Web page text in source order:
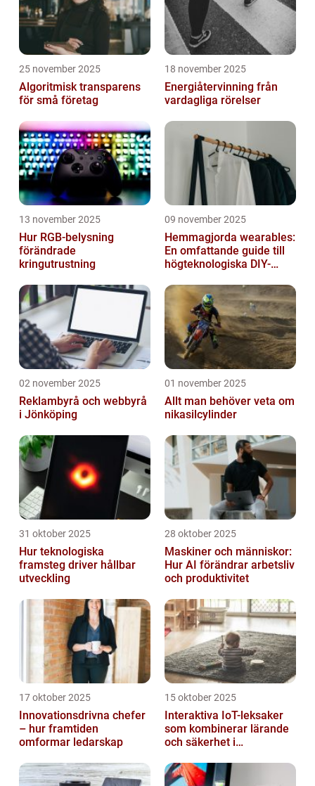
25 november 2025
Algoritmisk transparens
för små företag
18 november 2025
Energiåtervinning från
vardagliga rörelser
13 november 2025
Hur RGB-belysning
förändrade
kringutrustning
09 november 2025
Hemmagjorda wearables:
En omfattande guide till
högteknologiska DIY-
02 november 2025
Reklambyrå och webbyrå
i Jönköping
01 november 2025
Allt man behöver veta om
nikasilcylinder
31 oktober 2025
Hur teknologiska
framsteg driver hållbar
utveckling
28 oktober 2025
Maskiner och människor:
Hur AI förändrar arbetsliv
och produktivitet
17 oktober 2025
Innovationsdrivna chefer
– hur framtiden
omformar ledarskap
15 oktober 2025
Interaktiva IoT-leksaker
som kombinerar lärande
och säkerhet i